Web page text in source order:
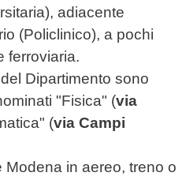
adiacente
(Policlinico), a pochi
ferroviaria.
Dipartimento sono
"Fisica" (via
(via Campi
in aereo, treno o